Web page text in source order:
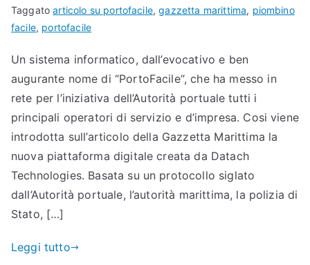
Taggatoarticolo su portofacile,gazzetta marittima, piombino
facile, portofacile
Un sistema informatico, dall’evocativo e ben
augurante nome di “PortoFacile“, che ha messo in
rete per l’iniziativa dell’Autorità portuale tutti i
principali operatori di servizio e d’impresa. Cosi viene
introdotta sull’articolo della Gazzetta Marittima la
nuova piattaforma digitale creata da Datach
Technologies. Basata su un protocollo siglato
dall’Autorità portuale, l’autorità marittima, la polizia di
Stato, […]
Leggi tutto